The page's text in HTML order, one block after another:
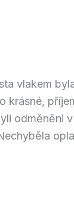
vlakem
odměněni